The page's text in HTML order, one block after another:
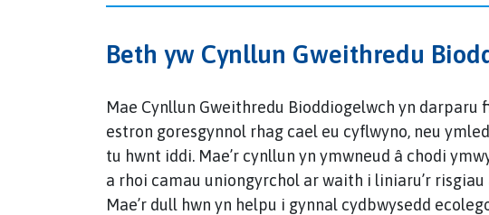
Beth yw Cynllun Gweithredu
Mae Cynllun Gweithredu Bioddiogelwch yn
estron goresgynnol rhag cael eu cyflwyno, neu
tu hwnt iddi. Mae’r cynllun yn ymwneud â chodi
a rhoi camau uniongyrchol ar waith i liniaru’r
Mae’r dull hwn yn helpu i gynnal cydbwysedd